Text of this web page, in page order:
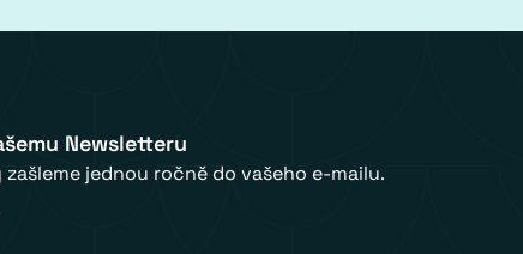
Newsletteru
jednou ročně do vašeho e-mailu.